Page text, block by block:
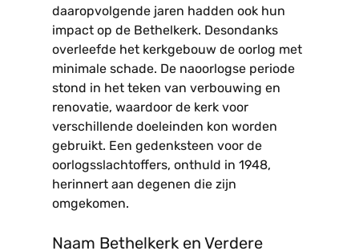
daaropvolgende jaren hadden ook hun
impact op de Bethelkerk. Desondanks
overleefde het kerkgebouw de oorlog met
minimale schade. De naoorlogse periode
stond in het teken van verbouwing en
renovatie, waardoor de kerk voor
verschillende doeleinden kon worden
gebruikt. Een gedenksteen voor de
oorlogsslachtoffers, onthuld in 1948,
herinnert aan degenen die zijn
omgekomen.
Naam Bethelkerk en Verdere